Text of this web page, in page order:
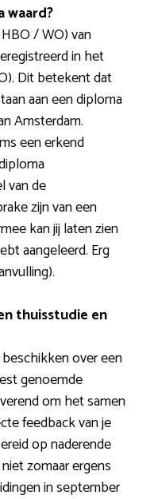
waard?
/ WO) van
in het
Dit betekent dat
aan een diploma
Amsterdam.
een erkend
van de
zijn van een
kan jij laten zien
aangeleerd. Erg
thuisstudie en
over een
genoemde
om het samen
feedback van je
op naderende
zomaar ergens
in september